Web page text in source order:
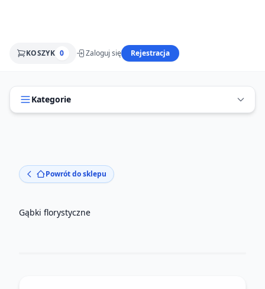
KOSZYK 0 Zaloguj się Rejestracja
Kategorie
Powrót do sklepu
Gąbki florystyczne